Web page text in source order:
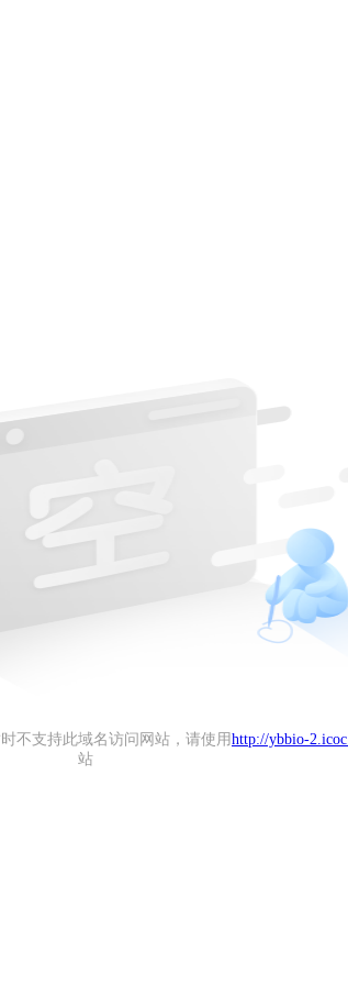
不支持此域名访问网站，请使用 http://ybbio-
站